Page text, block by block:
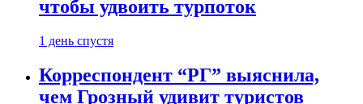
чтобы удвоить турпоток
1 день спустя
Корреспондент “РГ” выяснила,
чем Грозный удивит туристов